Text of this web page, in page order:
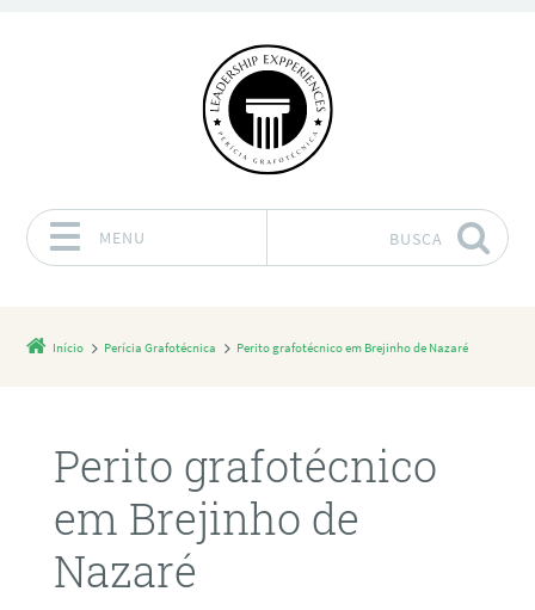
MENU BUSCA
Início Perícia Grafotécnica Perito grafotécnico em Brejinho de Nazaré
Perito grafotécnico
em Brejinho de
Nazaré